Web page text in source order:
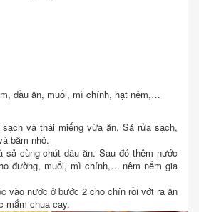
dầu ăn, muối, mì chính, hạt nêm,…
và thái miếng vừa ăn. Sả rửa sạch,
băm nhỏ.
cùng chút dầu ăn. Sau đó thêm nước
đường, muối, mì chính,… nêm nếm gia
vào nước ở bước 2 cho chín rồi vớt ra ăn
mắm chua cay.